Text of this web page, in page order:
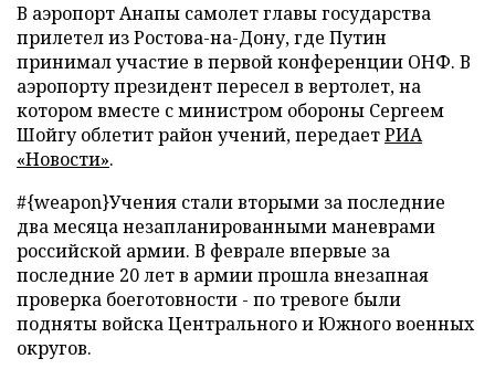
В аэропорт Анапы самолет главы государства
прилетел из Ростова-на-Дону, где Путин
принимал участие в первой конференции ОНФ. В
аэропорту президент пересел в вертолет, на
котором вместе с министром обороны Сергеем
Шойгу облетит район учений, передаетРИА
«Новости».
#{weapon}Учения стали вторыми за последние
два месяца незапланированными маневрами
российской армии. В феврале впервые за
последние 20 лет в армии прошла внезапная
проверка боеготовности - по тревоге были
подняты войска Центрального и Южного военных
округов.